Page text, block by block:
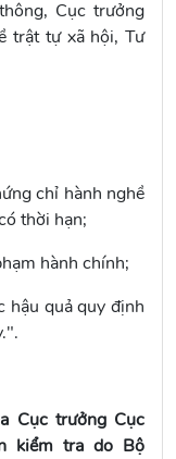
Cục trưởng
trật tự xã hội, Tư
chỉ hành nghề
thời hạn;
hành chính;
hậu quả quy định
Cục trưởng Cục
kiểm tra do Bộ